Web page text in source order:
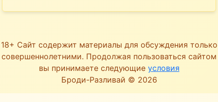
18+ Сайт содержит материалы для обсуждения только
совершеннолетними. Продолжая пользоваться сайтом
вы принимаете следующие условия
Броди-Разливай © 2026